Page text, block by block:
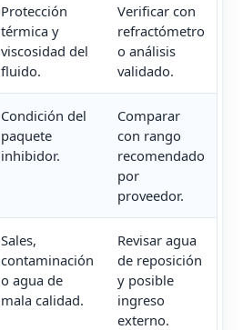
Protección
térmica y
viscosidad del
fluido.
Verificar con
refractómetro
o análisis
validado.
Condición del
paquete
inhibidor.
Comparar
con rango
recomendado
por
proveedor.
Sales,
contaminación
o agua de
mala calidad.
Revisar agua
de reposición
y posible
ingreso
externo.